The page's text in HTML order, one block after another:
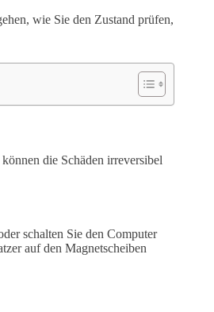
wie Sie den Zustand prüfen,
die Schäden irreversibel
schalten Sie den Computer
auf den Magnetscheiben